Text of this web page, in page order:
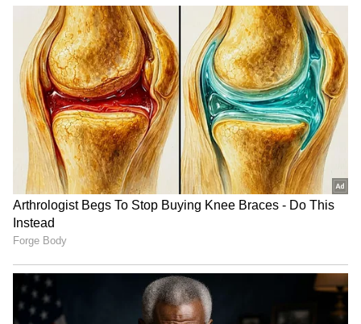
ರೆಡಿನಾ? ಮಾಡರ್ನ್​ ಸಿಟಿ ಹುಡುಗಿಯರು ಹಳ್ಳಿಗೆ ಬರಲು
ರೆಡಿನಾ? ಆಡಿಷನ್‌ಗೆ ನೀವು ರೆಡೀನಾ ಎಂದು ವಾಹಿನಿ ಕೇಳಿದೆ.
ಜೂನ್ 28 ಭಾನುವಾರ ಬೆಳಿಗ್ಗೆ 9ರಿಂದ ಆಡಿಷನ್​ ನಡೆಯಲಿದೆ.
ನಿಮ್ಮ ವಿವರಗಳನ್ನು 9513134434 ಸಂಖ್ಯೆಯ ವಾಟ್ಸಾಪ್‌ಗೆ
ಕಳುಹಿಸಬೇಕು.